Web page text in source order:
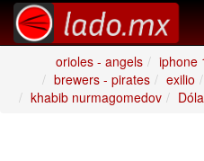
orioles - angels
iphone
brewers - pirates
exilio
khabib nurmagomedov